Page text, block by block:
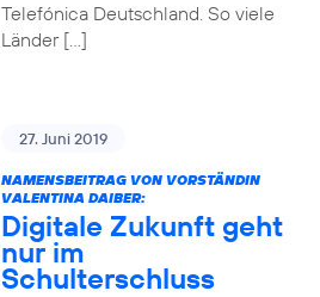
Telefónica Deutschland. So viele
Länder […]
27. Juni 2019
NAMENSBEITRAG VON VORSTÄNDIN
VALENTINA DAIBER:
Digitale Zukunft geht
nur im
Schulterschluss